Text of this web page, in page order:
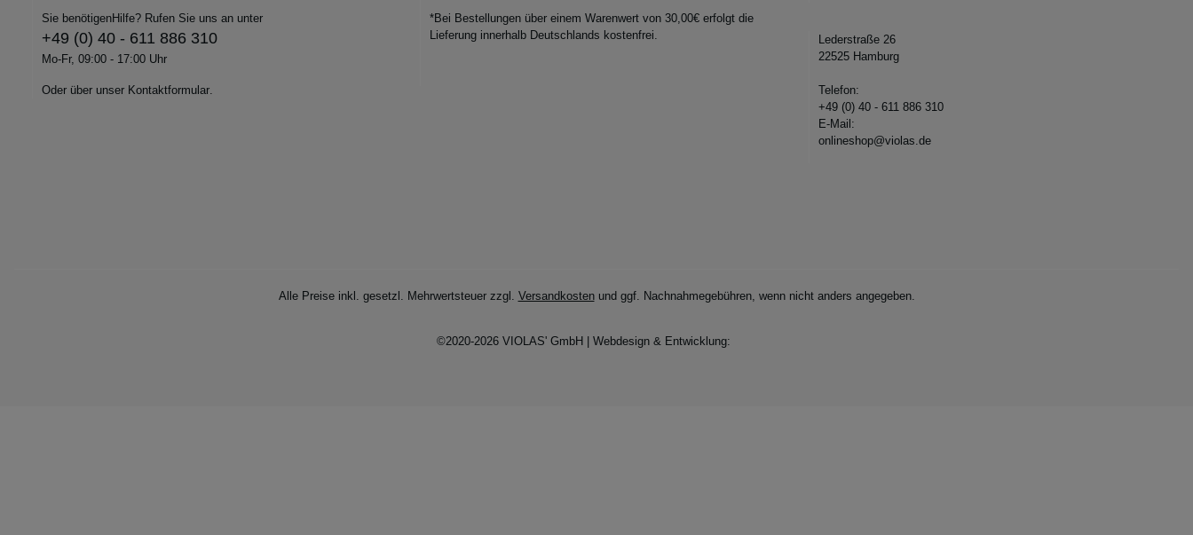
Sie benötigenHilfe? Rufen Sie uns an unter
+49 (0) 40 - 611 886 310
Mo-Fr, 09:00 - 17:00 Uhr
Oder über unser Kontaktformular
*Bei Bestellungen über einem Warenwert von 30,00€ erfolgt die
Lieferung innerhalb Deutschlands kostenfrei.
Lederstraße 26
22525 Hamburg
Telefon:
+49 (0) 40 - 611 886 310
E-Mail:
onlineshop@violas.de
Alle Preise inkl. gesetzl. Mehrwertsteuer zzgl. Versandkostenund ggf. Nachnahmegebühren, wenn nicht anders angegeben.
©2020-2026 VIOLAS' GmbH | Webdesign & Entwicklung: